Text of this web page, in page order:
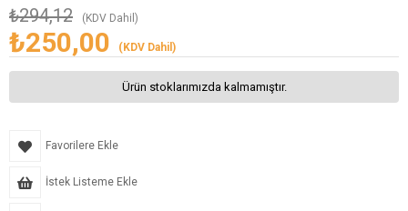
₺294,12 (KDV Dahil)
₺250,00 (KDV Dahil)
Ürün stoklarımızda kalmamıştır.
Favorilere Ekle
İstek Listeme Ekle